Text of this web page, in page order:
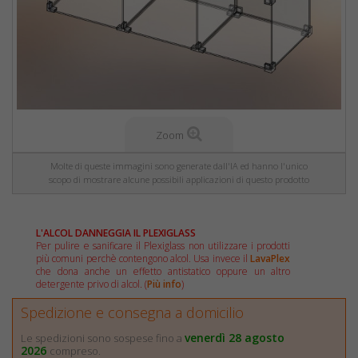
Zoom
Molte di queste immagini sono generate dall'IA ed hanno l'unico
scopo di mostrare alcune possibili applicazioni di questo prodotto
L'ALCOL DANNEGGIA IL PLEXIGLASS
Per pulire e sanificare il Plexiglass non utilizzare i prodotti
più comuni perchè contengono alcol. Usa invece ilLavaPlex
che dona anche un effetto antistatico oppure un altro
detergente privo di alcol. (Più info)
Spedizione e consegna a domicilio
Le spedizioni sono sospese fino a venerdì 28 agosto
2026 compreso.